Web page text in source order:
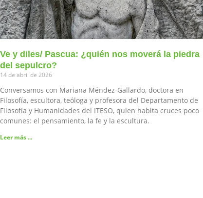
Ve y diles/ Pascua: ¿quién nos moverá la piedra
del sepulcro?
14 de abril de 2026
Conversamos con Mariana Méndez-Gallardo, doctora en
Filosofía, escultora, teóloga y profesora del Departamento de
Filosofía y Humanidades del ITESO, quien habita cruces poco
comunes: el pensamiento, la fe y la escultura.
Leer más ...